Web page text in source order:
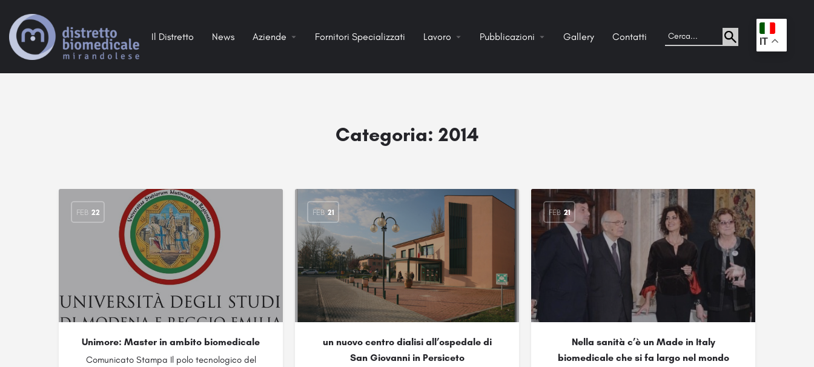
Il Distretto News Aziende Fornitori Specializzati Lavoro Pubblicazioni Gallery Contatti . IT
Categoria:2014
FEB 22
Unimore: Master in ambito biomedicale
Comunicato Stampa Il polo tecnologico del
FEB 21
un nuovo centro dialisi all’ospedale di
San Giovanni in Persiceto
FEB 21
Nella sanità c’è un Made in Italy
biomedicale che si fa largo nel mondo